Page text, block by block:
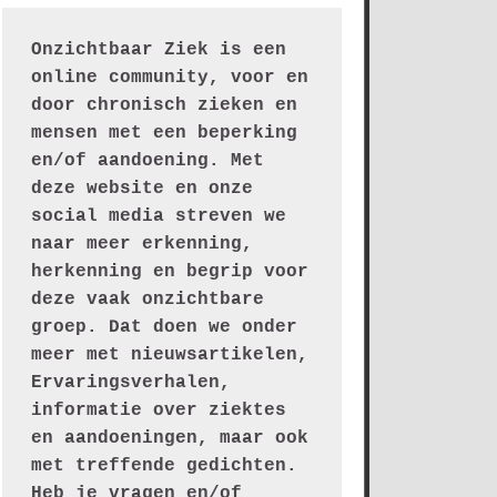
Onzichtbaar Ziek is een
online community, voor en
door chronisch zieken en
mensen met een beperking
en/of aandoening. Met
deze website en onze
social media streven we
naar meer erkenning,
herkenning en begrip voor
deze vaak onzichtbare
groep. Dat doen we onder
meer met nieuwsartikelen,
Ervaringsverhalen,
informatie over ziektes
en aandoeningen, maar ook
met treffende gedichten.